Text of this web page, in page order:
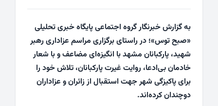
به گزارش خبرنگار گروه اجتماعی پایگاه خبری تحلیلی
«صبح توس»؛ در راستای برگزاری مراسم عزاداری رهبر
شهید، پارکبانان مشهد با انگیزه‌ای مضاعف و با شعار
خادمان بی‌ادعا، روایت غیرت پارکبانان، تلاش خود را
برای پاکیزگی شهر جهت استقبال از زائران و عزاداران
دوچندان کرده‌اند.